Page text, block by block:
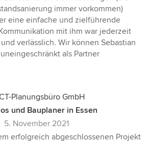
immer vorkommen)
eine einfache und zielführende
mit ihm war jederzeit
verlässlich. Wir können Sebastian
als Partner
Planungsbüro GmbH
und Bauplaner in Essen
5. November 2021
erfolgreich abgeschlossenen Projekt